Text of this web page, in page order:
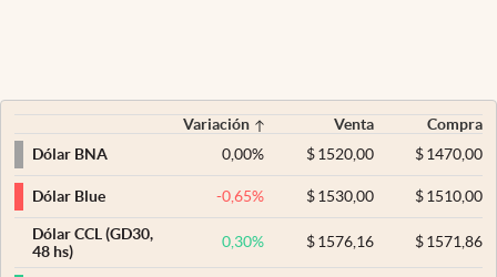
Variación Venta
Compra
Dólar BNA
0,00% $ 1520,00 $1470,00
Dólar Blue -0,65% $ 1530,00 $1510,00
Dólar CCL (GD30,
48 hs)
0,30% $ 1576,16 $1571,86